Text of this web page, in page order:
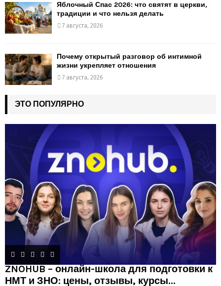
Яблочный Спас 2026: что святят в церкви,
традиции и что нельзя делать
7 августа, 2026
Почему открытый разговор об интимной
жизни укрепляет отношения
7 августа, 2026
ЭТО ПОПУЛЯРНО
ZNOHUB – онлайн-школа для подготовки к
НМТ и ЗНО: цены, отзывы, курсы...